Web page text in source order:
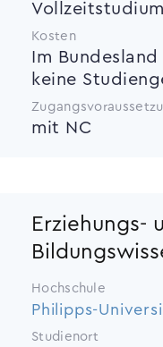
Vollzeitstudium
Kosten
Im
keine
mit NC
Erziehungs-
Hochschule
Philipps-
Studienort